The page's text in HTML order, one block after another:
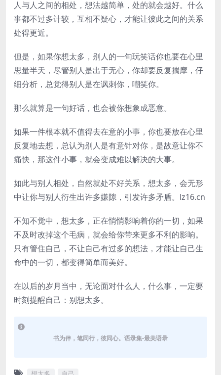
人与人之间的相处，想法越简单，处的就会越好。什么
事都不过多计较，互相不疑心，才能让彼此之间的关系
处得更近。
但是，如果你想太多，别人的一句玩笑话你也要在心里
思量半天，尽管别人是出于无心，你却要反复揣摩，仔
细分析，总觉得别人是在讽刺你，嘲笑你。
那么就算是一句好话，也会被你想象成恶意。
如果一件根本就不值得去在意的小事，你也要放在心里
反复地去想，总认为别人是有意针对你，是故意让你不
痛快，那这件小事，就会变成难以解决的大事。
如此与别人相处，自然就处不好关系，想太多，会无形
中让你与别人衍生出许多嫌隙，引发许多矛盾。lz16.cn
不知不觉中，想太多，正在悄悄影响着你的一切，如果
不及时改掉这个毛病，就会给你带来更多不利的影响。
只有管住自己，不让自己有过多的想法，才能让自己生
命中的一切，都变得简单而美好。
在以后的岁月当中，无论面对什么人，什么事，一定要
时刻提醒自己：别想太多。
书为伴，笔同行，彼同心。语录集-最美语录